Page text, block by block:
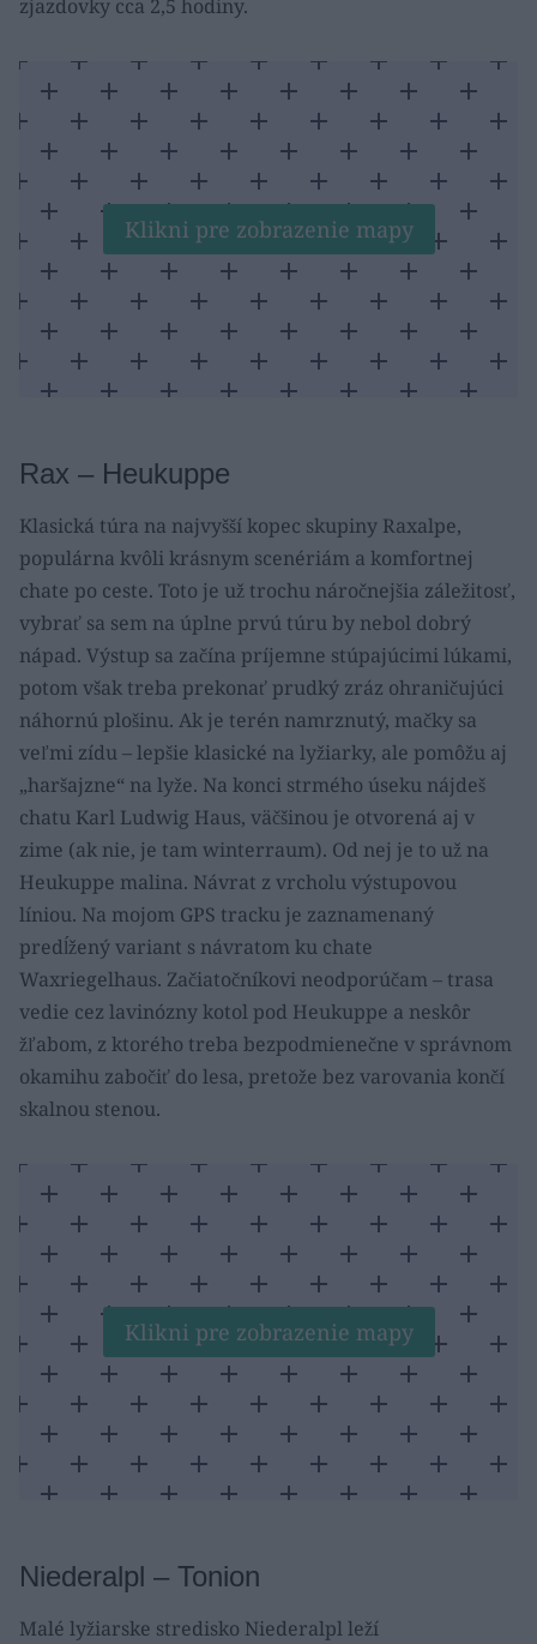
zjazdovky cca 2,5 hodiny.
Klikni pre zobrazenie mapy
Rax – Heukuppe
Klasická túra na najvyšší kopec skupiny Raxalpe,
populárna kvôli krásnym scenériám a komfortnej
chate po ceste. Toto je už trochu náročnejšia záležitosť,
vybrať sa sem na úplne prvú túru by nebol dobrý
nápad. Výstup sa začína príjemne stúpajúcimi lúkami,
potom však treba prekonať prudký zráz ohraničujúci
náhornú plošinu. Ak je terén namrznutý, mačky sa
veľmi zídu – lepšie klasické na lyžiarky, ale pomôžu aj
„haršajzne“ na lyže. Na konci strmého úseku nájdeš
chatu Karl Ludwig Haus, väčšinou je otvorená aj v
zime (ak nie, je tam winterraum). Od nej je to už na
Heukuppe malina. Návrat z vrcholu výstupovou
líniou. Na mojom GPS tracku je zaznamenaný
predĺžený variant s návratom ku chate
Waxriegelhaus. Začiatočníkovi neodporúčam – trasa
vedie cez lavinózny kotol pod Heukuppe a neskôr
žľabom, z ktorého treba bezpodmienečne v správnom
okamihu zabočiť do lesa, pretože bez varovania končí
skalnou stenou.
Klikni pre zobrazenie mapy
Niederalpl – Tonion
Malé lyžiarske stredisko Niederalpl leží